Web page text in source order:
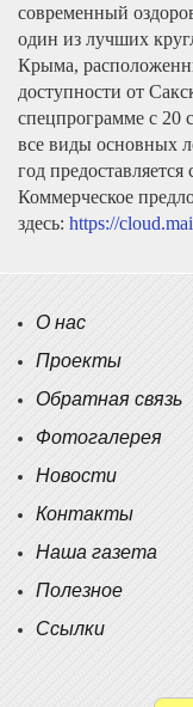
современный
один из лучших
Крыма,
доступности от
спецпрограмме с 20
все виды основных
год
Коммерческое
здесь: https://
О нас
Проекты
Обратная связь
Фотогалерея
Новости
Контакты
Наша газета
Полезное
Ссылки